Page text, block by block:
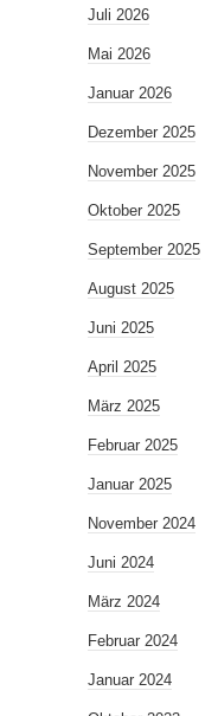
Juli 2026
Mai 2026
Januar 2026
Dezember 2025
November 2025
Oktober 2025
September 2025
August 2025
Juni 2025
April 2025
März 2025
Februar 2025
Januar 2025
November 2024
Juni 2024
März 2024
Februar 2024
Januar 2024